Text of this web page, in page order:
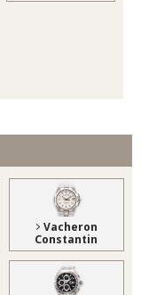
Vacheron
Constantin